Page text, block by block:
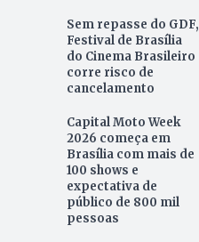
Sem repasse do GDF,
Festival de Brasília
do Cinema Brasileiro
corre risco de
cancelamento
Capital Moto Week
2026 começa em
Brasília com mais de
100 shows e
expectativa de
público de 800 mil
pessoas